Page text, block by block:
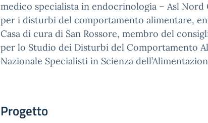
medico specialista in endocrinologia – Asl Nord
per i disturbi del comportamento alimentare,
Casa di cura di San Rossore, membro del
per lo Studio dei Disturbi del Comportamento
Nazionale Specialisti in Scienza
Progetto